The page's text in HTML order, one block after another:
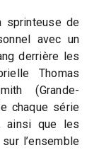
sprinteuse de
avec un
derrière les
Thomas
(Grande-
chaque série
ainsi que les
l’ensemble